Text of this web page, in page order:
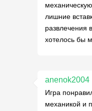
лишние
развлечения
хотелось бы
anenok2004
Игра
механикой и